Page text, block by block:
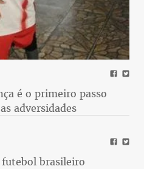
é o primeiro passo
adversidades
futebol brasileiro